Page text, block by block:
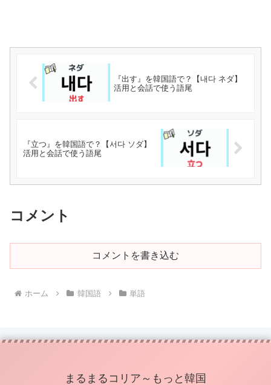
『出す』を韓国語で？【내다 ネダ】
活用と会話で使う語尾
『立つ』を韓国語で？【서다 ソダ】
活用と会話で使う語尾
コメント
コメントを書き込む
ホーム 韓国語 単語
まるまるコリア～もっと韓国